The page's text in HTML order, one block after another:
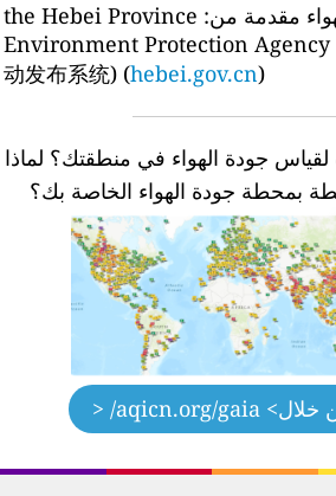
مقدمة من: the Hebei Province
Environment Protection Agency
动发布系统) (hebei.gov.cn)
جودة الهواء في منطقتك؟ لماذا
بمحطة جودة الهواء الخاصة بك؟
خلال > aqicn.org/gaia/ <